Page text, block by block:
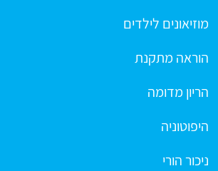
מוזיאונים לילדים
הוראה מתקנת
הריון מדומה
היפוטוניה
ניכור הורי